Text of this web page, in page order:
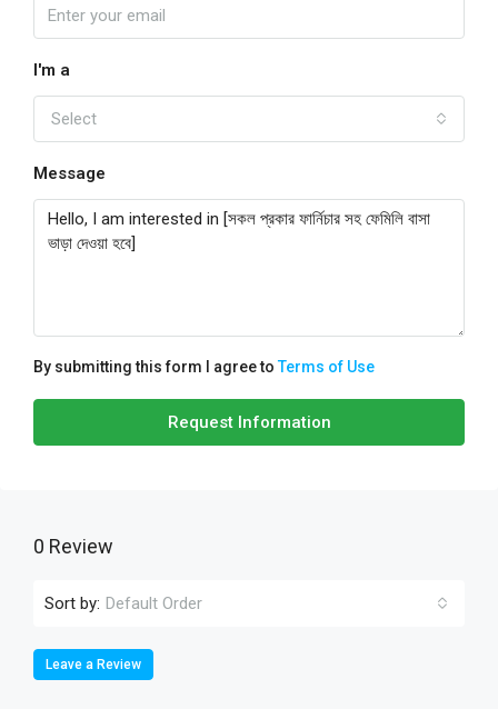
I'm a
Select
Message
By submitting this form I agree toTerms of Use
Request Information
0 Review
Sort by: Default Order
Leave a Review